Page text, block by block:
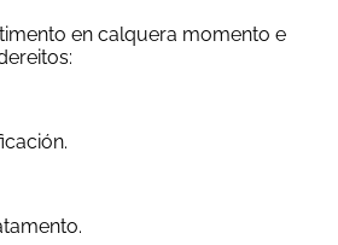
en calquera momento e